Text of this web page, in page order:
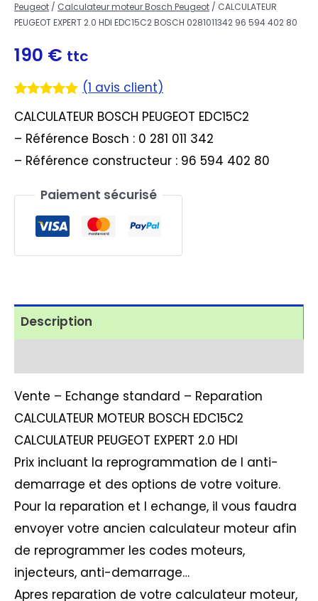
Peugeot / Calculateur moteur Bosch Peugeot / CALCULATEUR
PEUGEOT EXPERT 2.0 HDI EDC15C2 BOSCH 0281011342 96 594 402 80
190 € ttc
sur 5
notation
client
(1 avis client)
CALCULATEUR BOSCH PEUGEOT EDC15C2
– Référence Bosch : 0 281 011 342
– Référence constructeur : 96 594 402 80
Paiement sécurisé
Description
Vente – Echange standard – Reparation
CALCULATEUR MOTEUR BOSCH EDC15C2
CALCULATEUR PEUGEOT EXPERT 2.0 HDI
Prix incluant la reprogrammation de l anti-
demarrage et des options de votre voiture.
Pour la reparation et l echange, il vous faudra
envoyer votre ancien calculateur moteur afin
de reprogrammer les codes moteurs,
injecteurs, anti-demarrage…
Apres reparation de votre calculateur moteur,